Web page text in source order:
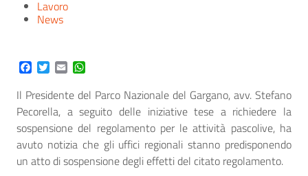
Lavoro
News
Facebook
Twitter
Email
Il Presidente del Parco Nazionale del Gargano, avv. Stefano
Pecorella, a seguito delle iniziative tese a richiedere la
sospensione del regolamento per le attività pascolive, ha
avuto notizia che gli uffici regionali stanno predisponendo
un atto di sospensione degli effetti del citato regolamento.